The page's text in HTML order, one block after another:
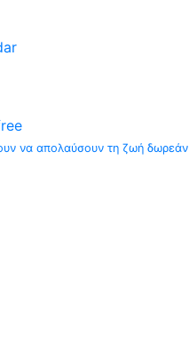
να απολαύσουν τη ζωή δωρεάν